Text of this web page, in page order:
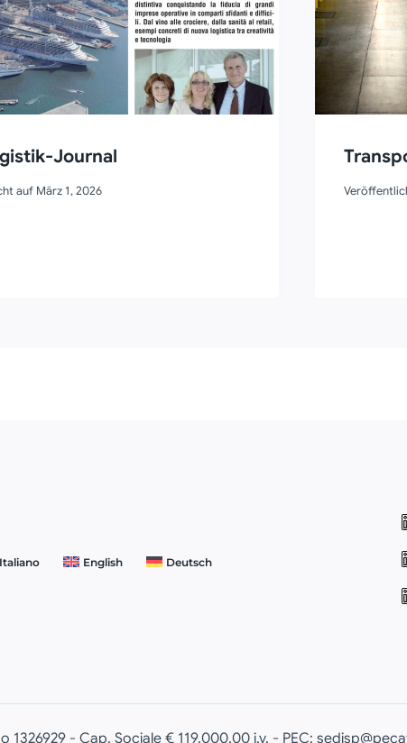
Journal
auf März 1, 2026
Italiano English Deutsch
1326929 - Cap. Sociale € 119.000,00 i.v. - PEC: